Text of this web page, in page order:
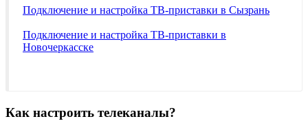
Подключение и настройка ТВ-приставки в Сызрань
Подключение и настройка ТВ-приставки в
Новочеркасске
Как настроить телеканалы?